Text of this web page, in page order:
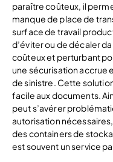
paraître coûteux, il
manque de place de
surface de travail
d’éviter ou de décaler
coûteux et perturbant
une sécurisation accrue
de sinistre. Cette
facile aux documents.
peut s’avérer
autorisation
des containers de
est souvent un service